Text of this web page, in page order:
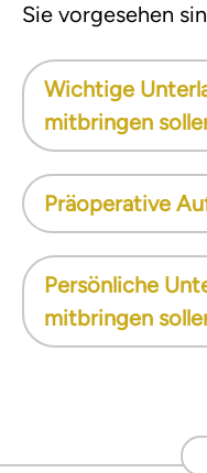
Sie vorgesehen
Wichtige
mitbringen
Präoperative
Persönliche
mitbringen